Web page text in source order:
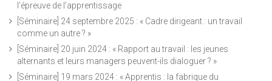
l’épreuve de l’apprentissage
[Séminaire] 24 septembre 2025 : « Cadre dirigeant : un travail
comme un autre ? »
[Séminaire] 20 juin 2024 : « Rapport au travail : les jeunes
alternants et leurs managers peuvent-ils dialoguer ? »
[Séminaire] 19 mars 2024 : « Apprentis : la fabrique du